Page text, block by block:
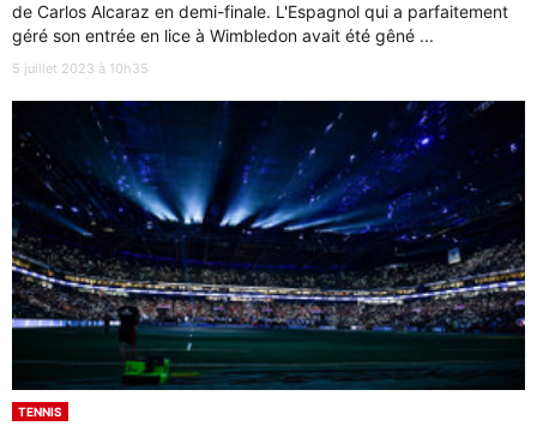
de Carlos Alcaraz en demi-finale. L'Espagnol qui a parfaitement
géré son entrée en lice à Wimbledon avait été gêné ...
5 juillet 2023 à 10h35
TENNIS